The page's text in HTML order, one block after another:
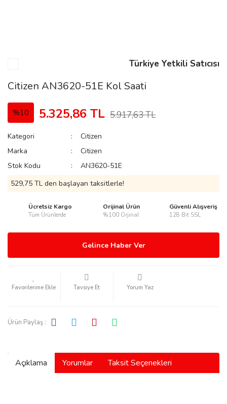
Türkiye Yetkili Satıcısı
Citizen AN3620-51E Kol Saati
%10 5.325,86 TL 5.917,63 TL
Kategori
Citizen
Marka
Citizen
Stok Kodu
AN3620-51E
529,75 TL den başlayan taksitlerle!
Ücretsiz Kargo
Tüm Ürünlerde
Orijinal Ürün
%100 Orjinal
Güvenli Alışveriş
128 Bit SSL
Gelince Haber Ver
Tavsiye Et Yorum Yaz
Ürün Paylaş :
Açıklama Yorumlar Taksit Seçenekleri